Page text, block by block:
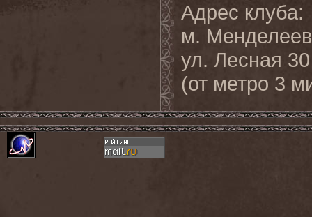
Адрес клуба:
м.
ул. Лесная
(от метро 3